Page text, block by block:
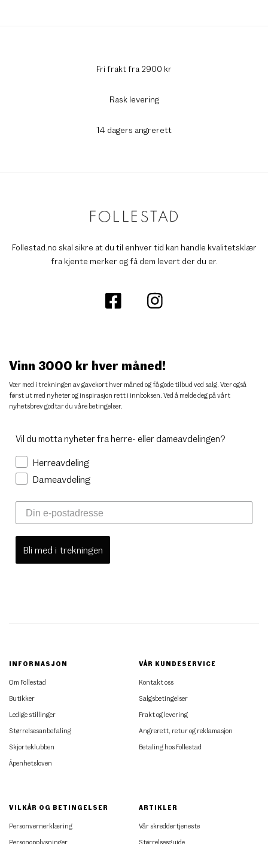
Fri frakt fra 2900 kr
Rask levering
14 dagers angrerett
Follestad.no skal sikre at du til enhver tid kan handle kvalitetsklær
fra kjente merker og få dem levert der du er.
Vinn 3000 kr hver måned!
Vær med i trekningen av gavekort hver måned og få gode tilbud ved salg. Vær også
først ut med nyheter og inspirasjon rett i innboksen. Ved å melde deg på vårt
nyhetsbrev godtar du våre betingelser.
Vil du motta nyheter fra herre- eller dameavdelingen?
Herreavdeling
Dameavdeling
Bli med i trekningen
INFORMASJON
Om Follestad
Butikker
Ledige stillinger
Størrelsesanbefaling
Skjorteklubben
Åpenhetsloven
VÅR KUNDESERVICE
Kontakt oss
Salgsbetingelser
Frakt og levering
Angrerett, retur og reklamasjon
Betaling hos Follestad
VILKÅR OG BETINGELSER
Personvernerklæring
Personopplysninger
ARTIKLER
Vår skreddertjeneste
Størrelsesguide